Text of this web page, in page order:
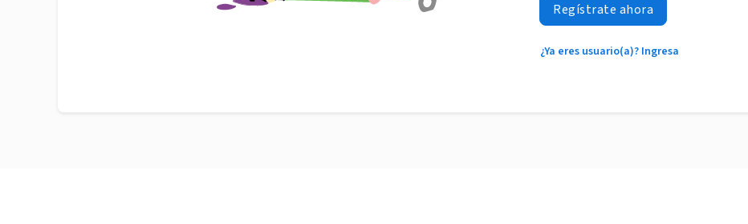
Regístrate ahora
¿Ya eres usuario(a)? Ingresa